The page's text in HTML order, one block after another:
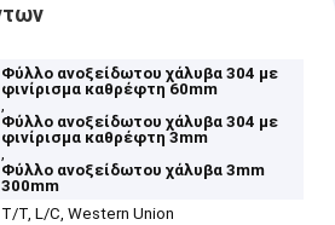
Φύλλο ανοξείδωτου χάλυβα 304 με
φινίρισμα καθρέφτη 60mm
,
Φύλλο ανοξείδωτου χάλυβα 304 με
φινίρισμα καθρέφτη 3mm
,
Φύλλο ανοξείδωτου χάλυβα 3mm
300mm
T/T, L/C, Western Union